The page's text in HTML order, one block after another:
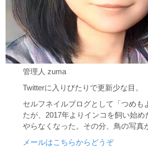
管理人 zuma
Twitterに入りびたりで更新少な目。
セルフネイルブログとして「つめも
たが、2017年よりインコを飼い始め
やらなくなった。その分、鳥の写真
メールはこちらからどうぞ